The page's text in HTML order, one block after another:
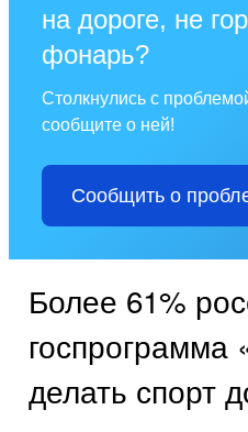
на дороге, не
фонарь?
Столкнулись с
сообщите о ней!
Сообщить о
Более 61%
госпрограмма
делать спорт